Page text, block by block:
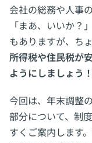
会社の総務や人事
「まあ、いいか？
もありますが、ち
所得税や住民税が
ようにしましょう！
今回は、年末調整
部分について、制
すくご案内します